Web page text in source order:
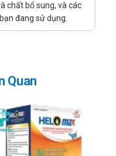
sắt và acid folic.
:
quá 6 viên/ngày.
I viên/ngày trong suốt thời
chất bổ sung, và các
đang sử dụng.
Quan